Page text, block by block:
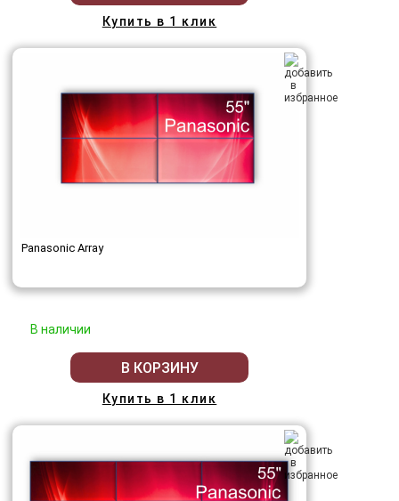
Купить в 1 клик
Panasonic Array
В наличии
В КОРЗИНУ
Купить в 1 клик